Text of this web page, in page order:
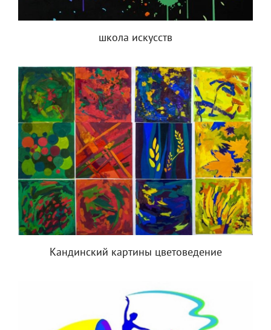
школа искусств
Кандинский картины цветоведение